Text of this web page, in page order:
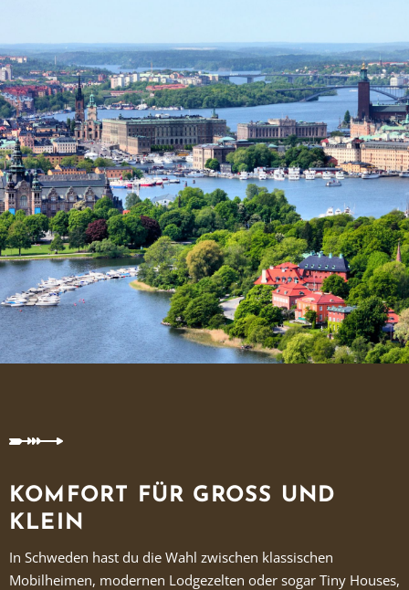
KOMFORT FÜR GROSS UND K
LEIN
In Schweden hast du die Wahl zwischen klassischen
Mobilheimen, modernen Lodgezelten oder sogar Tiny Houses,